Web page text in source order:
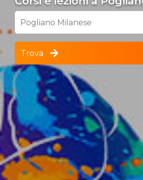
Pogliano Milanese
Trova